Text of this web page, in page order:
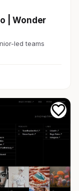
| Wonder
led teams